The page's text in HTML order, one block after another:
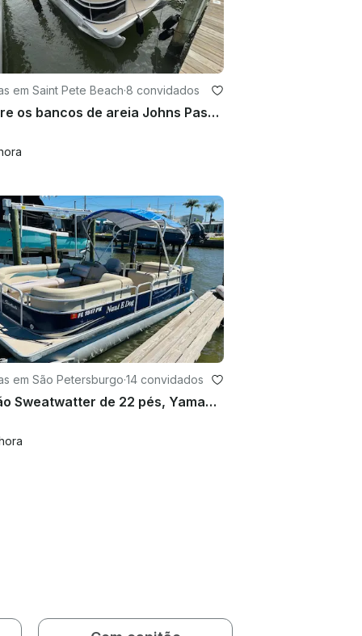
em Saint Pete Beach·8 convidados
Explore os bancos de areia Johns Pass em um pontão Bennington SSX de 20 pés em St. Pete Beach
em São Petersburgo·14 convidados
Pontão Sweatwatter de 22 pés, Yamaha 115HP, até 14 pessoas - gasolina incluída Bay Pines